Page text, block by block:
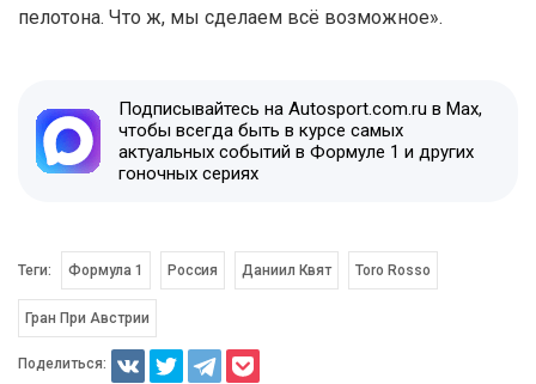
пелотона. Что ж, мы сделаем всё возможное».
Подписывайтесь на Autosport.com.ru в Max,
чтобы всегда быть в курсе самых
актуальных событий в Формуле 1 и других
гоночных сериях
Теги: Формула 1 Россия Даниил Квят Toro Rosso
Гран При Австрии
Поделиться: